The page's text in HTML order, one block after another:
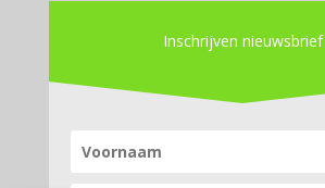
Inschrijven nieuwsbrief